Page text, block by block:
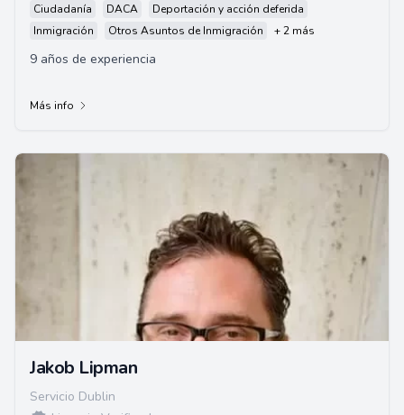
Ciudadanía DACA
Deportación y acción deferida
Inmigración
Otros Asuntos de Inmigración + 2 más
9 años de experiencia
Más info
Jakob Lipman
Servicio Dublin